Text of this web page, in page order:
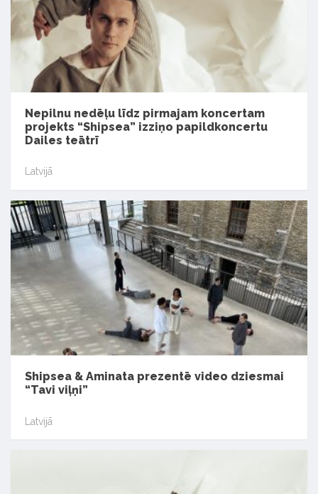
Nepilnu nedēļu līdz pirmajam koncertam
projekts “Shipsea” izziņo papildkoncertu
Dailes teātrī
Latvijā
Shipsea & Aminata prezentē video dziesmai
“Tavi viļņi”
Latvijā